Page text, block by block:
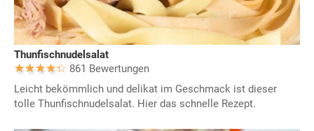
Thunfischnudelsalat
861 Bewertungen
Leicht bekömmlich und delikat im Geschmack ist dieser
tolle Thunfischnudelsalat. Hier das schnelle Rezept.